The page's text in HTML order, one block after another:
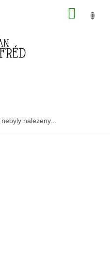
nebyly nalezeny...